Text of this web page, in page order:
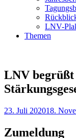
LNV-
Themen
LNV
23. Juli 202018.
Zumeldung